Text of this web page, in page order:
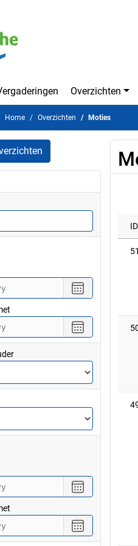
Overzichten
Home Overzichten Moties
Selecteer
een
vanaf
Selecteer
een
tot
en
met
Selecteer
een
vanaf
Selecteer
een
ID